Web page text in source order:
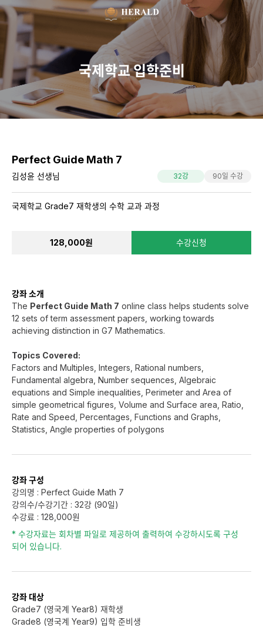
Perfect Guide Math 7
김성윤 선생님 32강 90일 수강
국제학교 Grade7 재학생의 수학 교과 과정
128,000원 수강신청
강좌 소개
The Perfect Guide Math 7 online class helps students solve
12 sets of term assessment papers, working towards
achieving distinction in G7 Mathematics.
Topics Covered:
Factors and Multiples, Integers, Rational numbers,
Fundamental algebra, Number sequences, Algebraic
equations and Simple inequalities, Perimeter and Area of
simple geometrical figures, Volume and Surface area, Ratio,
Rate and Speed, Percentages, Functions and Graphs,
Statistics, Angle properties of polygons
강좌 구성
강의명 : Perfect Guide Math 7
강의수/수강기간 : 32강 (90일)
수강료 : 128,000원
* 수강자료는 회차별 파일로 제공하여 출력하여 수강하시도록 구성
되어 있습니다.
강좌 대상
Grade7 (영국계 Year8) 재학생
Grade8 (영국계 Year9) 입학 준비생